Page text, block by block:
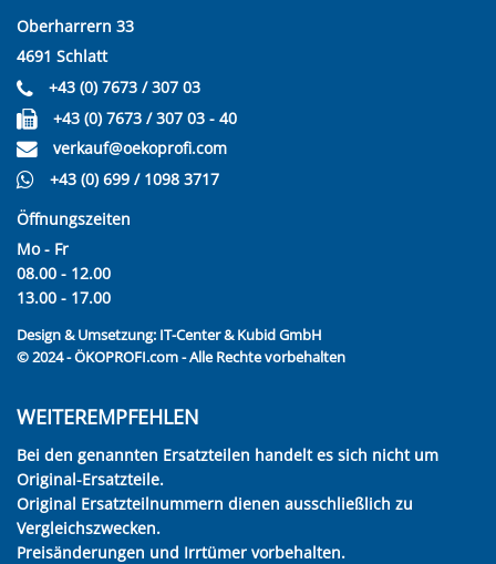
Oberharrern 33
4691 Schlatt
+43 (0) 7673 / 307 03
+43 (0) 7673 / 307 03 - 40
verkauf@oekoprofi.com
+43 (0) 699 / 1098 3717
Öffnungszeiten
Mo - Fr
08.00 - 12.00
13.00 - 17.00
Design & Umsetzung: IT-Center & Kubid GmbH
© 2024 - ÖKOPROFI.com - Alle Rechte vorbehalten
WEITEREMPFEHLEN
Bei den genannten Ersatzteilen handelt es sich nicht um
Original-Ersatzteile.
Original Ersatzteilnummern dienen ausschließlich zu
Vergleichszwecken.
Preisänderungen und Irrtümer vorbehalten.